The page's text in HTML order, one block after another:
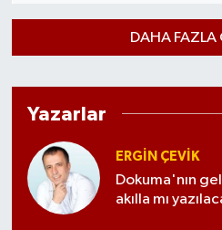
DAHA FAZLA
Yazarlar
ERGIN ÇEVİK
Dokuma'nın
akılla mı